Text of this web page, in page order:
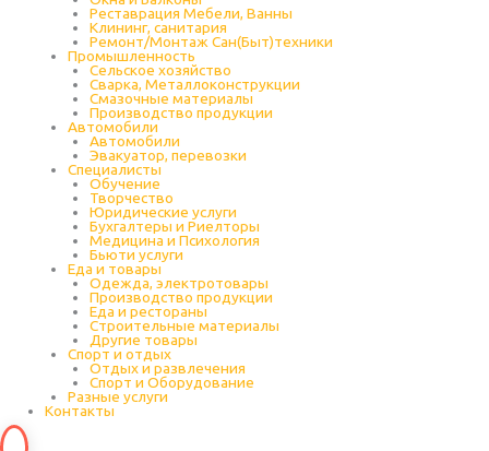
Реставрация Мебели, Ванны
Клининг, санитария
Ремонт/Монтаж Сан(Быт)техники
Промышленность
Cельское хозяйство
Сварка, Металлоконструкции
Cмазочные материалы
Производство продукции
Автомобили
Автомобили
Эвакуатор, перевозки
Специалисты
Обучение
Творчество
Юридические услуги
Бухгалтеры и Риелторы
Медицина и Психология
Бьюти услуги
Еда и товары
Одежда, электротовары
Производство продукции
Еда и рестораны
Строительные материалы
Другие товары
Спорт и отдых
Отдых и развлечения
Спорт и Оборудование
Разные услуги
Контакты